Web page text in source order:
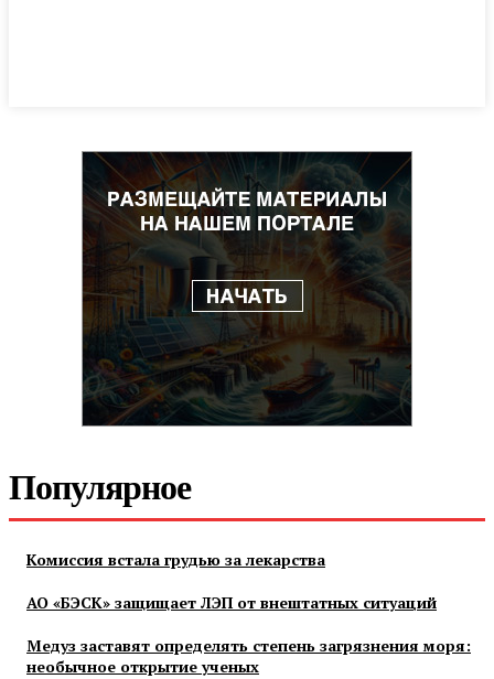
Популярное
Комиссия встала грудью за лекарства
АО «БЭСК» защищает ЛЭП от внештатных ситуаций
Медуз заставят определять степень загрязнения моря:
необычное открытие ученых